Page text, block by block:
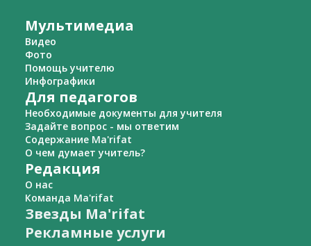
Мультимедиа
Видео
Фото
Помощь учителю
Инфографики
Для педагогов
Необходимые документы для учителя
Задайте вопрос - мы ответим
Содержание Ma'rifat
О чем думает учитель?
Редакция
О нас
Команда Ma'rifat
Звезды Ma'rifat
Рекламные услуги